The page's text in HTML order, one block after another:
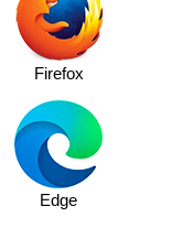
Firefox
Edge